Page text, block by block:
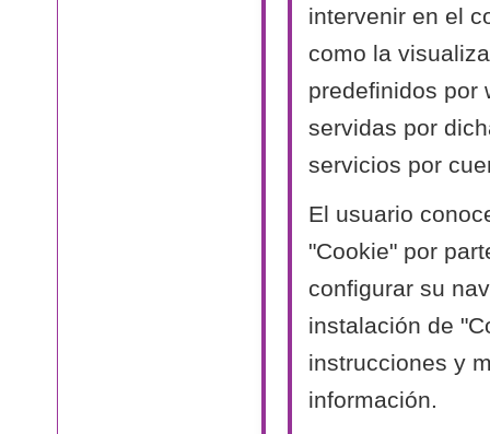
intervenir en el
como la
predefinidos por
servidas por
servicios por
El usuario
"Cookie" por
configurar su
instalación de
instrucciones y
información.